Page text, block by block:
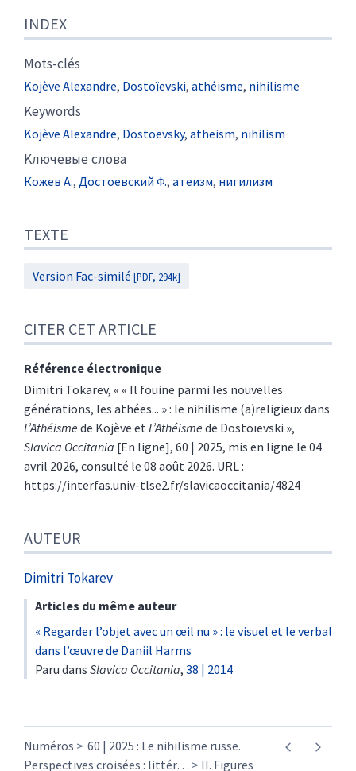
INDEX
Mots-clés
Kojève Alexandre, Dostoïevski, athéisme, nihilisme
Keywords
Kojève Alexandre, Dostoevsky, atheism, nihilism
Kлючевые слова
Кожев А., Достоевский Ф., атеизм, нигилизм
TEXTE
Version Fac-similé [PDF, 294k]
CITER CET ARTICLE
Référence électronique
Dimitri Tokarev, « « Il fouine parmi les nouvelles
générations, les athées... » : le nihilisme (a)religieux dans
L’Athéisme de Kojève etL’Athéisme de Dostoïevski »,
Slavica Occitania [En ligne], 60 | 2025, mis en ligne le 04
avril 2026, consulté le 08 août 2026. URL :
https://interfas.univ-tlse2.fr/slavicaoccitania/4824
AUTEUR
Dimitri Tokarev
Articles du même auteur
« Regarder l’objet avec un œil nu » : le visuel et le verbal
dans l’œuvre de Daniil Harms
Paru dans Slavica Occitania, 38 | 2014
Numéros
60 | 2025 : Le nihilisme russe.
Perspectives croisées : littér… II. Figures